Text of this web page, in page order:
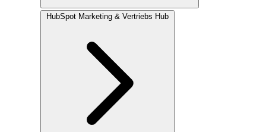
HubSpot Marketing & Vertriebs Hub